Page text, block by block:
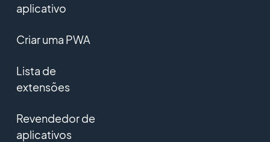
aplicativo
Criar uma PWA
Lista de
extensões
Revendedor de
aplicativos